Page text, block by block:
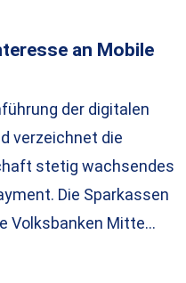
an Mobile
der digitalen
verzeichnet die
stetig wachsendes
Die Sparkassen
Volksbanken Mitte…